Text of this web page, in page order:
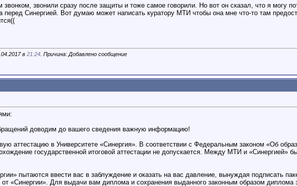
звонили сразу после защиты и тоже самое говорили. Но вот он сказал, что я могу
Синергией. Вот думаю может написать куратору МТИ чтобы она мне что-то там
в 21:24 . Причина: Добавлено сообщение
доводим до вашего сведения важную информацию!
аттестацию в Университете «Синергия». В соответствии с Федеральным законом «Об
государственной итоговой аттестации не допускается. Между МТИ и «Синергией»
пытаются ввести вас в заблуждение и оказать на вас давление, вынуждая подписать
«Синергии». Для выдачи вам диплома и сохранения выданного законным образом диплома